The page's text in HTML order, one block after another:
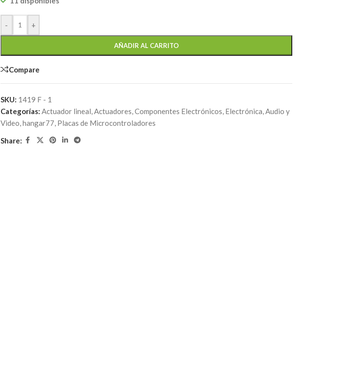
- +
AÑADIR AL CARRITO
Compare
SKU: 1419 F - 1
Categorías: Actuador lineal,Actuadores,Componentes Electrónicos, Electrónica, Audio y
Video,hangar77, Placas de Microcontroladores
Share: